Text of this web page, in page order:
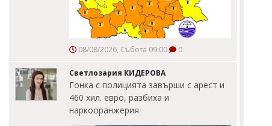
08/08/2026, Събота 09:00 0
Светлозария КИДЕРОВА
Гонка с полицията завърши с арест и
460 хил. евро, разбиха и
наркооранжерия